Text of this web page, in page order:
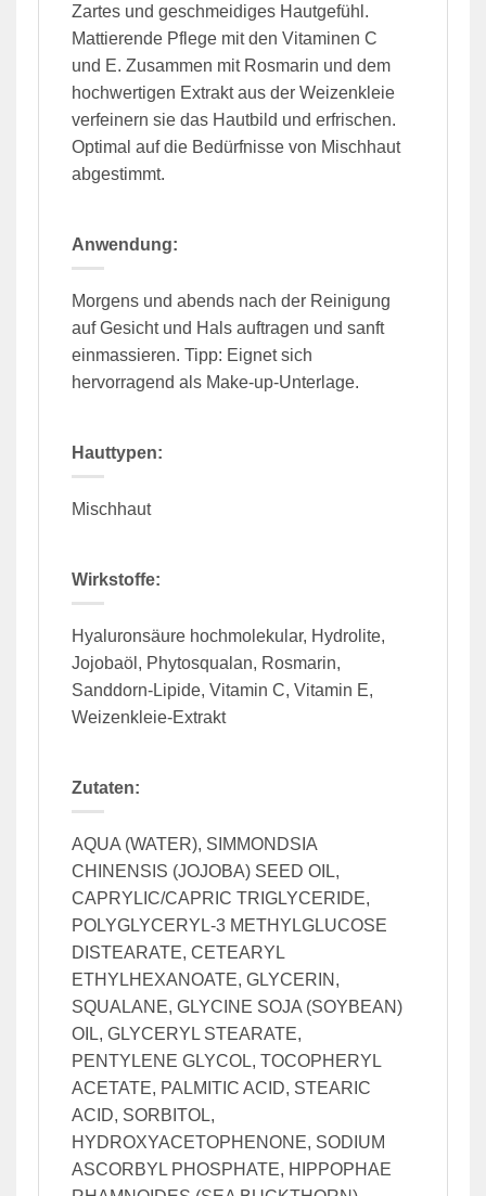
Zartes und geschmeidiges Hautgefühl.
Mattierende Pflege mit den Vitaminen C
und E. Zusammen mit Rosmarin und dem
hochwertigen Extrakt aus der Weizenkleie
verfeinern sie das Hautbild und erfrischen.
Optimal auf die Bedürfnisse von Mischhaut
abgestimmt.
Anwendung:
Morgens und abends nach der Reinigung
auf Gesicht und Hals auftragen und sanft
einmassieren. Tipp: Eignet sich
hervorragend als Make-up-Unterlage.
Hauttypen:
Mischhaut
Wirkstoffe:
Hyaluronsäure hochmolekular, Hydrolite,
Jojobaöl, Phytosqualan, Rosmarin,
Sanddorn-Lipide, Vitamin C, Vitamin E,
Weizenkleie-Extrakt
Zutaten:
AQUA (WATER), SIMMONDSIA
CHINENSIS (JOJOBA) SEED OIL,
CAPRYLIC/CAPRIC TRIGLYCERIDE,
POLYGLYCERYL-3 METHYLGLUCOSE
DISTEARATE, CETEARYL
ETHYLHEXANOATE, GLYCERIN,
SQUALANE, GLYCINE SOJA (SOYBEAN)
OIL, GLYCERYL STEARATE,
PENTYLENE GLYCOL, TOCOPHERYL
ACETATE, PALMITIC ACID, STEARIC
ACID, SORBITOL,
HYDROXYACETOPHENONE, SODIUM
ASCORBYL PHOSPHATE, HIPPOPHAE